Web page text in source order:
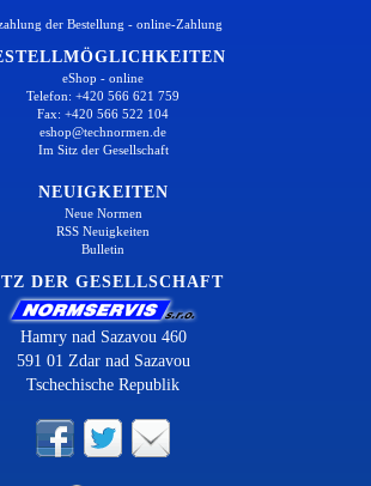
der Bestellung - online-Zahlung
eShop - online
Telefon: +420 566 621 759
Fax: +420 566 522 104
eshop@technormen.de
Im Sitz der Gesellschaft
NEUIGKEITEN
Neue Normen
RSS Neuigkeiten
Bulletin
DER GESELLSCHAFT
Hamry nad Sazavou 460
591 01 Zdar nad Sazavou
Tschechische Republik